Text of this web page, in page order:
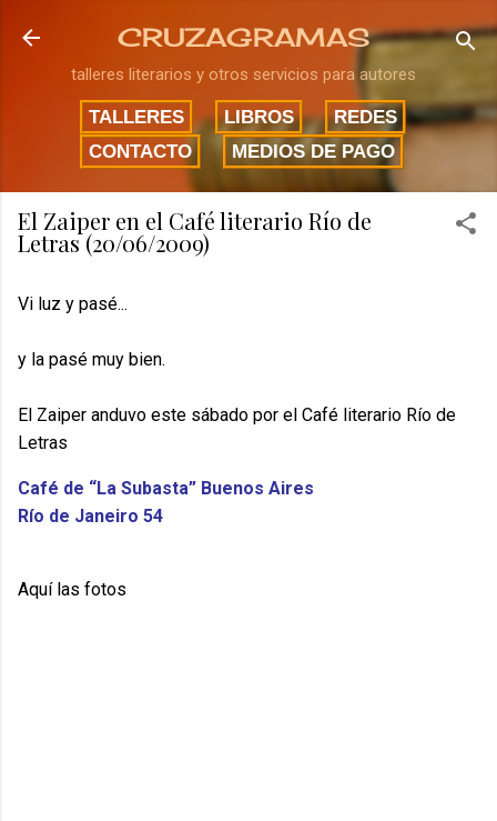
Ir al contenido principal
CRUZAGRAMAS
talleres literarios y otros servicios para autores
TALLERES LIBROS
REDES
CONTACTO
MEDIOS DE PAGO
El Zaiper en el Café literario Río de
Letras (20/06/2009)
Vi luz y pasé...
y la pasé muy bien.
El Zaiper anduvo este sábado por el Café literario Río de
Letras
Café de “La Subasta” Buenos Aires
Río de Janeiro 54
Aquí las fotos